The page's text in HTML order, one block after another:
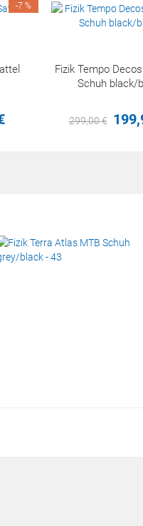
-7 %
Fizik Tempo
Schuh black/
299,00€ 199,